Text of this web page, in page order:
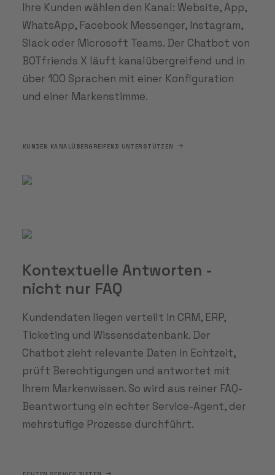
Ihre Kunden wählen den Kanal: Website, App,
WhatsApp, Facebook Messenger, Instagram,
Slack oder Microsoft Teams. Der Chatbot von
BOTfriends X läuft kanalübergreifend und in
über 100 Sprachen mit einer Konfiguration
und einer Markenstimme.
KUNDEN KANALÜBERGREIFEND UNTERSTÜTZEN
Kontextuelle Antworten -
nicht nur FAQ
Kundendaten liegen verteilt in CRM, ERP,
Ticketing und Wissensdatenbank. Der
Chatbot zieht relevante Daten in Echtzeit,
prüft Berechtigungen und antwortet mit
Ihrem Markenwissen. So wird aus reiner FAQ-
Beantwortung ein echter Service-Agent, der
mehrstufige Prozesse durchführt.